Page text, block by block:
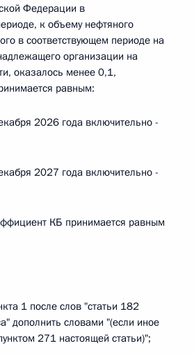
Федерации в
к объему нефтяного
в соответствующем периоде на
организации на
оказалось менее 0,1,
равным:
2026 года включительно -
2027 года включительно -
КБ принимается равным
1 после слов "статьи 182
дополнить словами "(если иное
271 настоящей статьи)";